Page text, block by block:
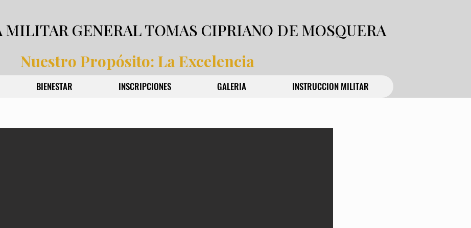
GENERAL TOMAS CIPRIANO DE MOSQUERA
Nuestro Propósito: La Excelencia
BIENESTAR INSCRIPCIONES GALERIA INSTRUCCION MILITAR